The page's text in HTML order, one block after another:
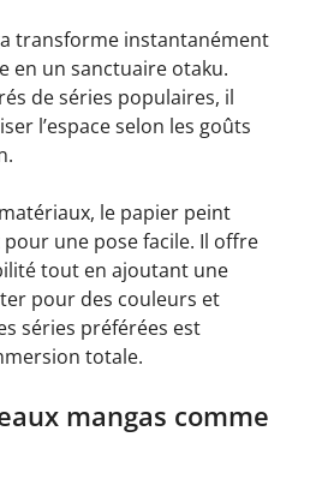
transforme instantanément
en un sanctuaire otaku.
de séries populaires, il
l’espace selon les goûts
le papier peint
une pose facile. Il offre
tout en ajoutant une
pour des couleurs et
séries préférées est
totale.
mangas comme